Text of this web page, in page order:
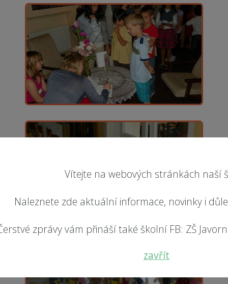
Vítejte na webových stránkách naší
Naleznete zde aktuální informace, novinky i
zprávy vám přináší také školní FB: ZŠ
zavřít